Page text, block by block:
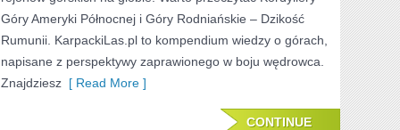
Góry Ameryki Północnej i Góry Rodniańskie – Dzikość
Rumunii. KarpackiLas.pl to kompendium wiedzy o górach,
napisane z perspektywy zaprawionego w boju wędrowca.
Znajdziesz [ Read More ]
CONTINUE